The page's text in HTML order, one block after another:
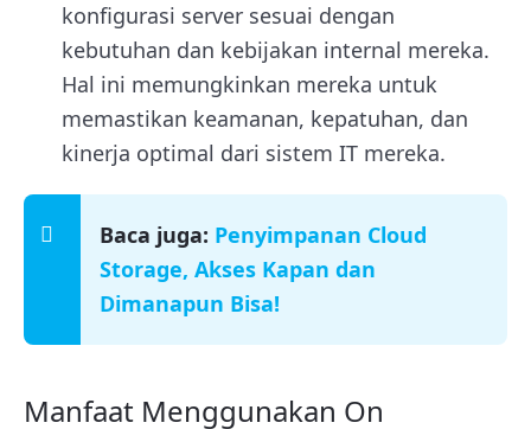
konfigurasi server sesuai dengan
kebutuhan dan kebijakan internal mereka.
Hal ini memungkinkan mereka untuk
memastikan keamanan, kepatuhan, dan
kinerja optimal dari sistem IT mereka.
Baca juga: Penyimpanan Cloud
Storage, Akses Kapan dan
Dimanapun Bisa!
Manfaat Menggunakan On